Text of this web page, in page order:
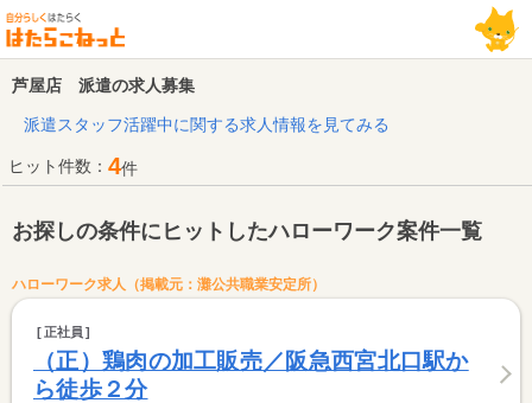
芦屋店 派遣の求人募集
派遣スタッフ活躍中に関する求人情報を見てみる
ヒット件数： 4件
お探しの条件にヒットしたハローワーク案件一覧
ハローワーク求人（掲載元：灘公共職業安定所）
正社員
（正）鶏肉の加工販売／阪急西宮北口駅か
ら徒歩２分